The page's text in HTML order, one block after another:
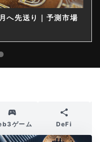
へ先送り｜予測市場
ゲーム DeFi